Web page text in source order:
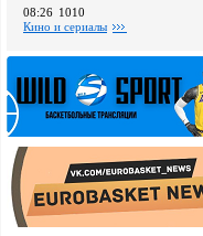
08:26 1010
Кино и сериалы